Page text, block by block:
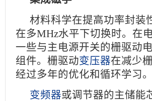
材料科学在提高功率封装
在多MHz水平下切换时。在
一些与主电源开关的栅驱动
组件。栅驱动变压器在减少
经过多年的优化和循环学习。
变频器或调节器的主储能